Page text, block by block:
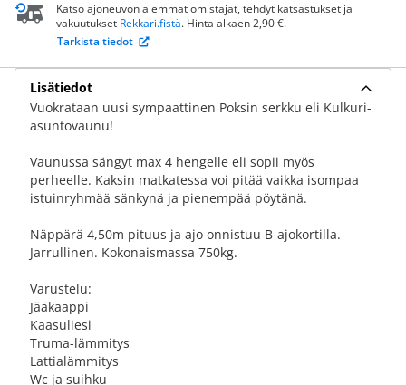
Katso ajoneuvon aiemmat omistajat, tehdyt katsastukset ja
vakuutukset Rekkari.fistä. Hinta alkaen 2,90 €.
Tarkista tiedot
Lisätiedot
Vuokrataan uusi sympaattinen Poksin serkku eli Kulkuri-
asuntovaunu!
Vaunussa sängyt max 4 hengelle eli sopii myös
perheelle. Kaksin matkatessa voi pitää vaikka isompaa
istuinryhmää sänkynä ja pienempää pöytänä.
Näppärä 4,50m pituus ja ajo onnistuu B-ajokortilla.
Jarrullinen. Kokonaismassa 750kg.
Varustelu:
Jääkaappi
Kaasuliesi
Truma-lämmitys
Lattialämmitys
Wc ja suihku